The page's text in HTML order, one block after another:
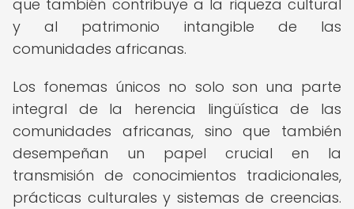
que también contribuye a la riqueza cultural
y al patrimonio intangible de las
comunidades africanas.
Los fonemas únicos no solo son una parte
integral de la herencia lingüística de las
comunidades africanas, sino que también
desempeñan un papel crucial en la
transmisión de conocimientos tradicionales,
prácticas culturales y sistemas de creencias.